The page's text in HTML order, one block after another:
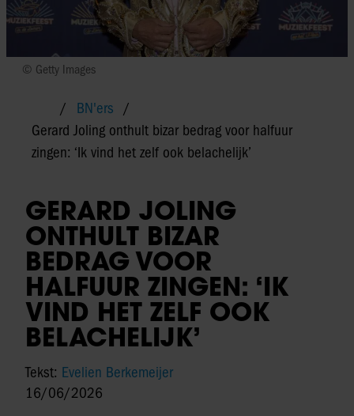
© Getty Images
BN'ers
Gerard Joling onthult bizar bedrag voor halfuur
zingen: ‘Ik vind het zelf ook belachelijk’
GERARD JOLING
ONTHULT BIZAR
BEDRAG VOOR
HALFUUR ZINGEN: ‘IK
VIND HET ZELF OOK
BELACHELIJK’
Tekst: Evelien Berkemeijer
16/06/2026